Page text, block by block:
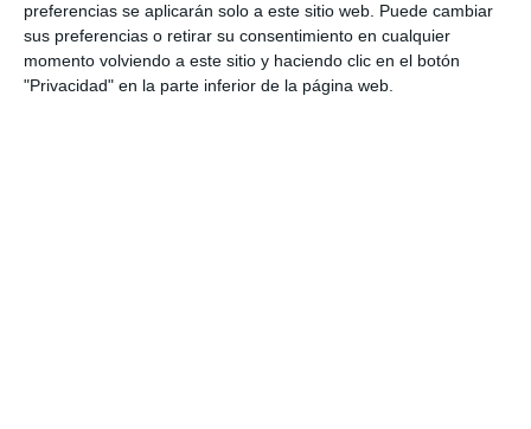
preferencias se aplicarán solo a este sitio web. Puede cambiar
sus preferencias o retirar su consentimiento en cualquier
momento volviendo a este sitio y haciendo clic en el botón
"Privacidad" en la parte inferior de la página web.